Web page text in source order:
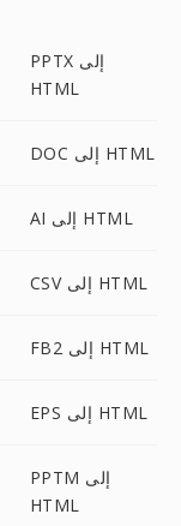
PPTX إلى
HTML
DOC إلى HTML
AI إلى HTML
CSV إلى HTML
FB2 إلى HTML
EPS إلى HTML
PPTM إلى
HTML